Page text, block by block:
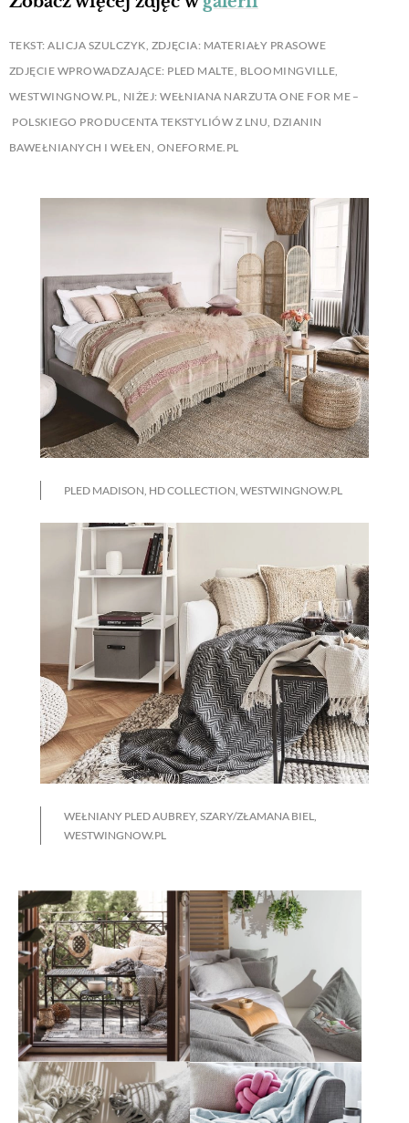
TEKST: ALICJA SZULCZYK, ZDJĘCIA: MATERIAŁY PRASOWE
ZDJĘCIE WPROWADZAJĄCE: PLED MALTE, BLOOMINGVILLE,
WESTWINGNOW.PL, NIŻEJ: WEŁNIANA NARZUTA ONE FOR ME –
POLSKIEGO PRODUCENTA TEKSTYLIÓW Z LNU, DZIANIN
BAWEŁNIANYCH I WEŁEN, ONEFORME.PL
PLED MADISON, HD COLLECTION, WESTWINGNOW.PL
WEŁNIANY PLED AUBREY, SZARY/ZŁAMANA BIEL,
WESTWINGNOW.PL